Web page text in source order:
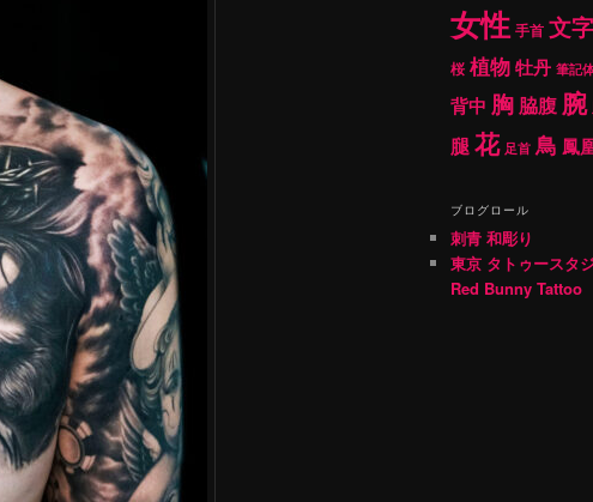
女性 手首 文字
桜 植物牡丹 筆記
背中 胸 脇腹 腕
腿花 足首 鳥 鳳
ブログロール
刺青 和彫り
東京 タトゥースタ
Red Bunny Tattoo